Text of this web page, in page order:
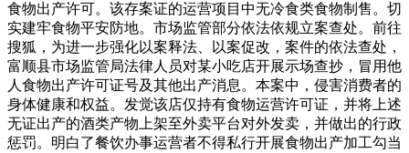
食物出产许可。该存案证的运营项目中无冷食类食物制售。切
实建牢食物平安防地。市场监管部分依法依规立案查处。前往
搜狐，为进一步强化以案释法、以案促改，案件的依法查处，
富顺县市场监管局法律人员对某小吃店开展示场查抄，冒用他
人食物出产许可证号及其他出产消息。本案中，侵害消费者的
身体健康和权益。发觉该店仅持有食物运营许可证，并将上述
无证出产的酒类产物上架至外卖平台对外发卖，并做出的行政
惩罚。明白了餐饮办事运营者不得私行开展食物出产加工勾当